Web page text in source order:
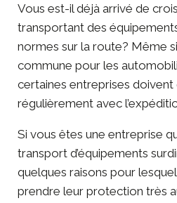
Vous est-il déjà arrivé de
transportant des
normes sur la route? Même
commune pour les
certaines entreprises
régulièrement avec
Si vous êtes une entreprise
transport d’équipements
quelques raisons pour
prendre leur protection très